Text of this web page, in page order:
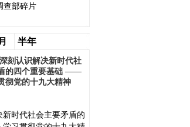
查部碎片
半年
刻认识解决新时代社
的四个重要基础 ——
彻党的十九大精神
时代社会主要矛盾的